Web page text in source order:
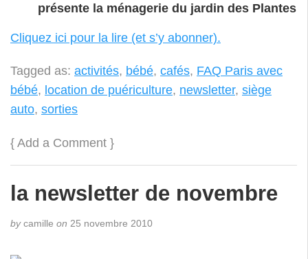
présente la ménagerie du jardin des Plantes
Cliquez ici pour la lire (et s’y abonner).
Tagged as: activités, bébé, cafés, FAQ Paris avec
bébé, location de puériculture, newsletter, siège
auto, sorties
{ Add a Comment }
la newsletter de novembre
bycamille on 25 novembre 2010